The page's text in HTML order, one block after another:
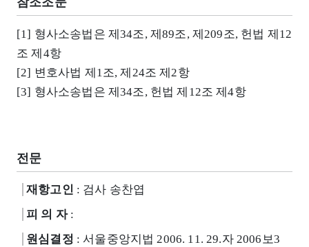
[1] 형사소송법은 제34조, 제89조, 제209조, 헌법 제12
조 제4항
[2] 변호사법 제1조, 제24조 제2항
[3] 형사소송법은 제34조, 헌법 제12조 제4항
전문
재항고인 : 검사 송찬엽
피 의 자:
원심결정 : 서울중앙지법 2006. 11. 29.자 2006보3